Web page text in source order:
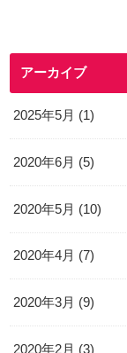
アーカイブ
2025年5月 (1)
2020年6月 (5)
2020年5月 (10)
2020年4月 (7)
2020年3月 (9)
2020年2月 (3)